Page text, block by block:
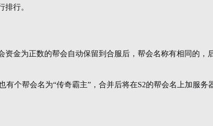
行。
金为正数的帮会自动保留到合服后，帮会名称有相同的，
个帮会名为“传奇霸主”，合并后将在S2的帮会名上加服务